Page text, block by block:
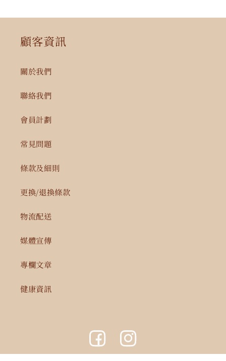
顧客資訊
關於我們
聯絡我們
會員計劃
常見問題
條款及細則
更換/退換條款
物流配送
媒體宣傳
專欄文章
健康資訊
FacebookInstagram